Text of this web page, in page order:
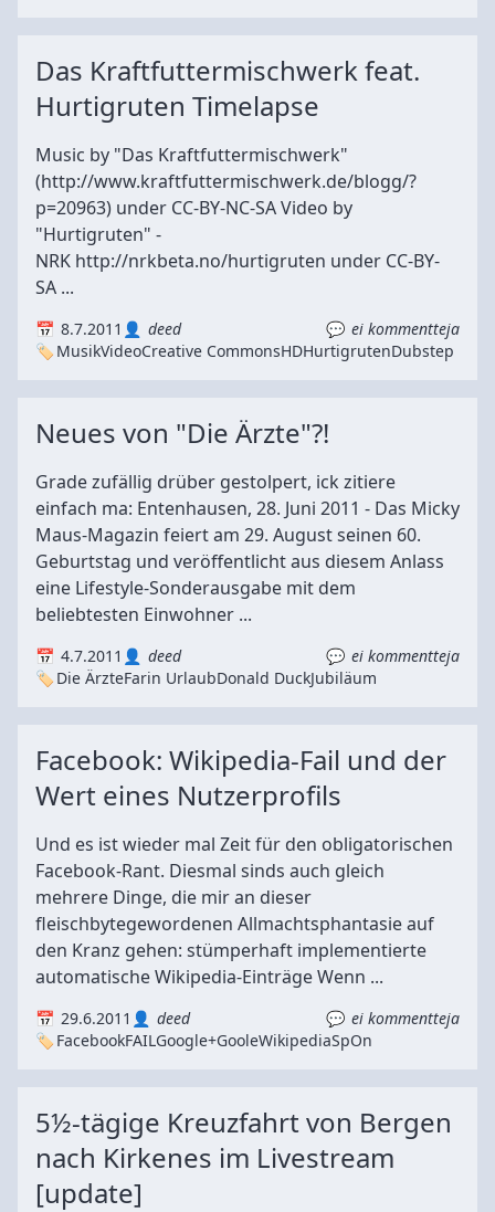
Das Kraftfuttermischwerk feat.
Hurtigruten Timelapse
Music by "Das Kraftfuttermischwerk"
(http://www.kraftfuttermischwerk.de/blogg/?
p=20963) under CC-BY-NC-SA Video by
"Hurtigruten" -
NRK http://nrkbeta.no/hurtigruten under CC-BY-
SA ...
8.7.2011 deed
ei kommentteja
MusikVideoCreative CommonsHDHurtigrutenDubstep
Neues von "Die Ärzte"?!
Grade zufällig drüber gestolpert, ick zitiere
einfach ma: Entenhausen, 28. Juni 2011 - Das Micky
Maus-Magazin feiert am 29. August seinen 60.
Geburtstag und veröffentlicht aus diesem Anlass
eine Lifestyle-Sonderausgabe mit dem
beliebtesten Einwohner ...
4.7.2011 deed
ei kommentteja
Die ÄrzteFarin UrlaubDonald DuckJubiläum
Facebook: Wikipedia-Fail und der
Wert eines Nutzerprofils
Und es ist wieder mal Zeit für den obligatorischen
Facebook-Rant. Diesmal sinds auch gleich
mehrere Dinge, die mir an dieser
fleischbytegewordenen Allmachtsphantasie auf
den Kranz gehen: stümperhaft implementierte
automatische Wikipedia-Einträge Wenn ...
29.6.2011 deed
ei kommentteja
FacebookFAILGoogle+GooleWikipediaSpOn
5½-tägige Kreuzfahrt von Bergen
nach Kirkenes im Livestream
[update]